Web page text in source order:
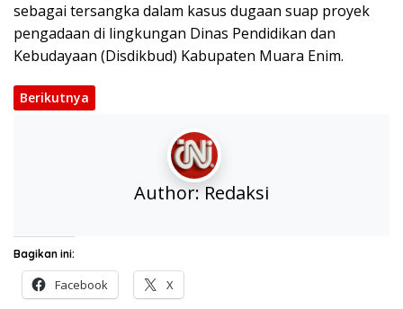
sebagai tersangka dalam kasus dugaan suap proyek
pengadaan di lingkungan Dinas Pendidikan dan
Kebudayaan (Disdikbud) Kabupaten Muara Enim.
Berikutnya
Author: Redaksi
Bagikan ini:
Facebook X